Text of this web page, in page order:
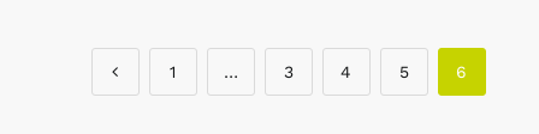
1 … 3 4 5 6